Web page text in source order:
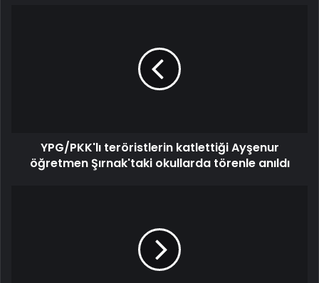
YPG/PKK'lı teröristlerin katlettiği Ayşenur
öğretmen Şırnak'taki okullarda törenle anıldı